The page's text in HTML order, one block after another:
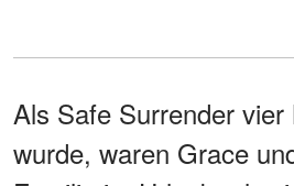
Als Safe Surrender vier
wurde, waren Grace